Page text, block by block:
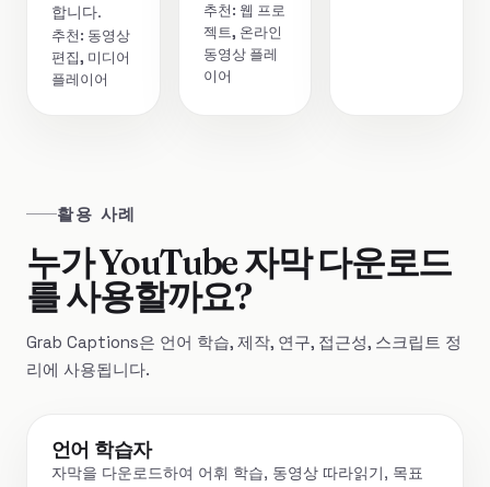
합니다.
추천: 동영상
편집, 미디어
플레이어
추천: 웹 프로
젝트, 온라인
동영상 플레
이어
활용 사례
누가 YouTube 자막 다운로드
를 사용할까요?
Grab Captions은 언어 학습, 제작, 연구, 접근성, 스크립트 정
리에 사용됩니다.
언어 학습자
자막을 다운로드하여 어휘 학습, 동영상 따라읽기, 목표